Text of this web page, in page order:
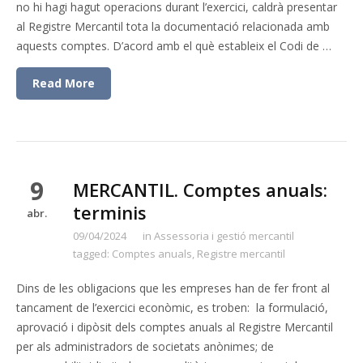
no hi hagi hagut operacions durant l’exercici, caldrà presentar
al Registre Mercantil tota la documentació relacionada amb
aquests comptes. D’acord amb el què estableix el Codi de …
Read More
9
abr.
MERCANTIL. Comptes anuals:
terminis
09/04/2024 in Assessoria i gestió mercantil
tagged: Comptes anuals, Registre mercantil
Dins de les obligacions que les empreses han de fer front al
tancament de l’exercici econòmic, es troben: la formulació,
aprovació i dipòsit dels comptes anuals al Registre Mercantil
per als administradors de societats anònimes; de